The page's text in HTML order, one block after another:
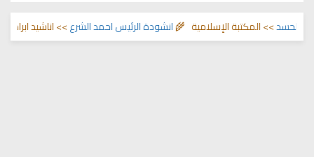
انشودة الرئيس احمد الشرع>> اناشيد ابراهيم الاحمد 🌾 المكتبة الإسلامية 🌾